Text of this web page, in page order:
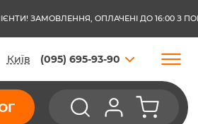
ЗАМОВЛЕННЯ, ОПЛАЧЕНІ ДО 16:00 З
Київ (095) 695-93-90